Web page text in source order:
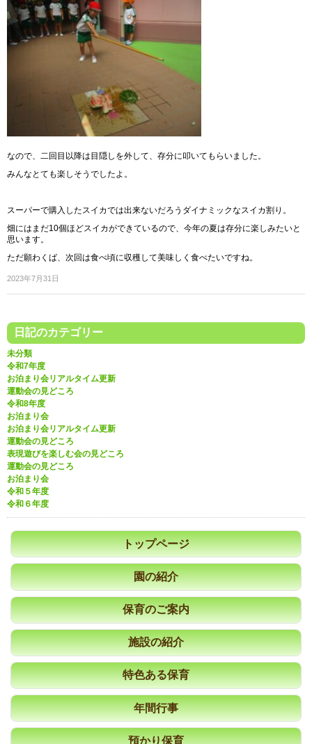
なので、二回目以降は目隠しを外して、存分に叩いてもらいました。
みんなとても楽しそうでしたよ。
スーパーで購入したスイカでは出来ないだろうダイナミックなスイカ割り。
畑にはまだ10個ほどスイカができているので、今年の夏は存分に楽しみたいと
思います。
ただ願わくば、次回は食べ頃に収穫して美味しく食べたいですね。
2023年7月31日
日記のカテゴリー
未分類
令和7年度
お泊まり会リアルタイム更新
運動会の見どころ
令和8年度
お泊まり会
お泊まり会リアルタイム更新
運動会の見どころ
表現遊びを楽しむ会の見どころ
運動会の見どころ
お泊まり会
令和５年度
令和６年度
トップページ
園の紹介
保育のご案内
施設の紹介
特色ある保育
年間行事
預かり保育